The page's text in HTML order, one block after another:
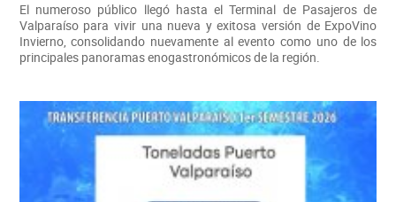
El numeroso público llegó hasta el Terminal de Pasajeros de
Valparaíso para vivir una nueva y exitosa versión de ExpoVino
Invierno, consolidando nuevamente al evento como uno de los
principales panoramas enogastronómicos de la región.